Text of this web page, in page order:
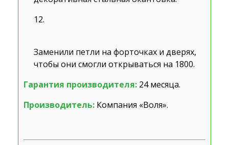
Заменили петли на форточках и дверях,
чтобы они смогли открываться на 1800.
Гарантия производителя: 24 месяца.
Производитель: Компания «Воля».